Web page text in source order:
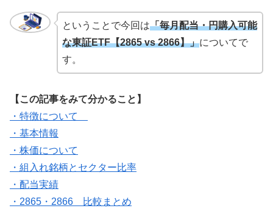
ということで今回は「毎月配当・円購入可能
な東証ETF【2865 vs 2866】」についてで
す。
【この記事をみて分かること】
・特徴について
・基本情報
・株価について
・組入れ銘柄とセクター比率
・配当実績
・2865・2866 比較まとめ